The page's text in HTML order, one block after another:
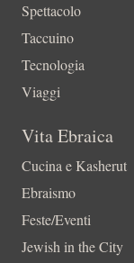
Spettacolo
Taccuino
Tecnologia
Viaggi
Vita Ebraica
Cucina e Kasherut
Ebraismo
Feste/Eventi
Jewish in the City